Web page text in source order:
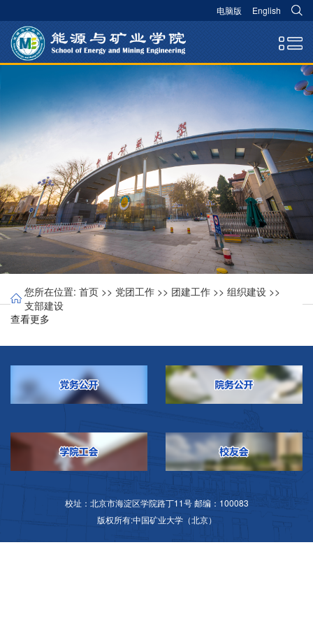
电脑版 English
您所在位置: 首页 >> 党团工作 >> 团建工作 >> 组织建设 >>
支部建设
查看更多
校址：北京市海淀区学院路丁11号 邮编：100083
版权所有:中国矿业大学（北京）